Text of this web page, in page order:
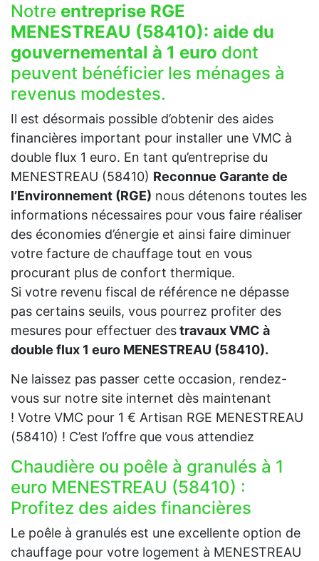
Notre entreprise RGE
MENESTREAU (58410): aide du
gouvernemental à 1 euro dont
peuvent bénéficier les ménages à
revenus modestes.
Il est désormais possible d’obtenir des aides
financières important pour installer une VMC à
double flux 1 euro. En tant qu’entreprise du
MENESTREAU (58410) Reconnue Garante de
l’Environnement (RGE) nous détenons toutes les
informations nécessaires pour vous faire réaliser
des économies d’énergie et ainsi faire diminuer
votre facture de chauffage tout en vous
procurant plus de confort thermique.
Si votre revenu fiscal de référence ne dépasse
pas certains seuils, vous pourrez profiter des
mesures pour effectuer destravaux VMC à
double flux 1 euro MENESTREAU (58410).
Ne laissez pas passer cette occasion, rendez-
vous sur notre site internet dès maintenant
! Votre VMC pour 1 € Artisan RGE MENESTREAU
(58410) ! C’est l’offre que vous attendiez
Chaudière ou poêle à granulés à 1
euro MENESTREAU (58410) :
Profitez des aides financières
Le poêle à granulés est une excellente option de
chauffage pour votre logement à MENESTREAU